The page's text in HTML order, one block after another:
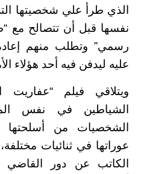
الذي طرأ علي شخصيتها
نفسها قبل أن تتصالح مع
رسمي” وتطلب منهم إعادة
عليه ليدفن فيه أحد هؤلاء
ويتلاقي فيلم
الشياطين في نفس
الشخصيات من أسلحتها
عوراتها في ثنائيات
الكاتب عن دور القاضي